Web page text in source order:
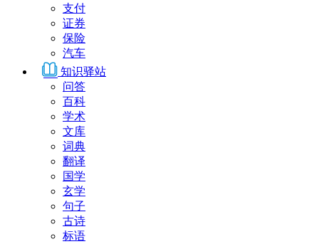
支付
证券
保险
汽车
知识驿站
问答
百科
学术
文库
词典
翻译
国学
玄学
句子
古诗
标语